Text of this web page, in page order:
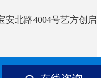
安北路4004号艺方创启